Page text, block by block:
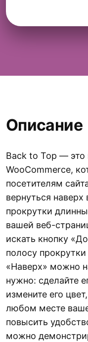
Описание
Back to Top — это
WooCommerce,
посетителям
вернуться наверх
прокрутки
вашей веб-
искать кнопку
полосу
«Наверх» можно
нужно: сделайте
измените его
любом месте
повысить
можно